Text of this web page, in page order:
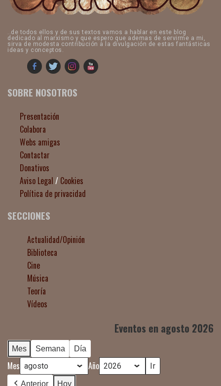
..de todos ellos y de sus textos vamos a hablar en este blog
dedicado al marxismo y que espero que ademas de servirme a mi,
sirva de modesta contribución a la divulgación de estas fantásticas
ideas y conceptos.
SOBRE NOSOTROS
Presentación
Colabora
Webs amigas
Contactar
Donativos
Aviso Legal / Cookies
Política de privacidad
SECCIONES
Actualidad/Opinión
Biblioteca
Cine
Música
Teoría
Vídeos
Eventos en agosto 2026
Mes Semana Día
Mes Año
Anterior Hoy